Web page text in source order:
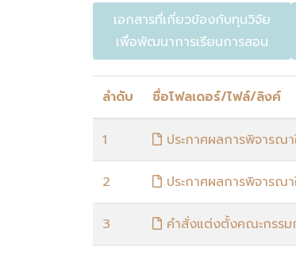
เอกสารที่เกี่ยวข้องกับทุนวิจัย
เพื่อพัฒนาการเรียนการสอน
ลำดับ ชื่อโฟลเดอร์/ไฟล์/ลิงค์
1 ประกาศผลการพิจารณ
2 ประกาศผลการพิจารณ
3 คำสั่งแต่งตั้งคณะกรร